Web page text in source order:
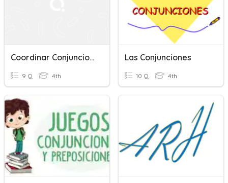
Coordinar Conjunciones
9 Q 4th
Las Conjunciones
10 Q 4th